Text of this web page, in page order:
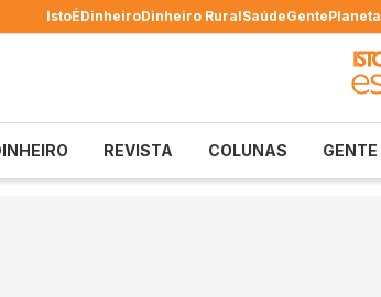
IstoÉDinheiroDinheiro RuralSaúdeGentePlaneta
REVISTA COLUNAS GENTE